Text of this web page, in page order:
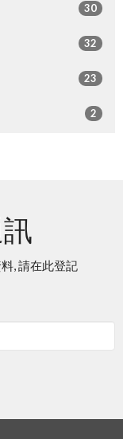
30
32
23
2
, 請在此登記